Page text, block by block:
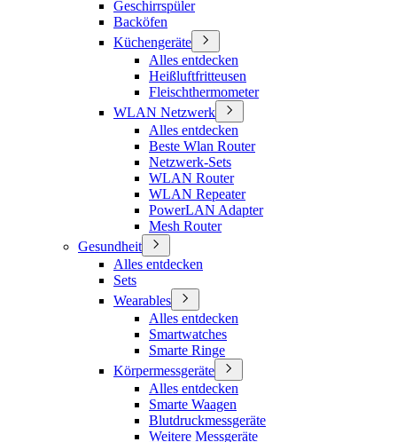
Geschirrspüler
Backöfen
Küchengeräte
Alles entdecken
Heißluftfritteusen
Fleischthermometer
WLAN Netzwerk
Alles entdecken
Beste Wlan Router
Netzwerk-Sets
WLAN Router
WLAN Repeater
PowerLAN Adapter
Mesh Router
Gesundheit
Alles entdecken
Sets
Wearables
Alles entdecken
Smartwatches
Smarte Ringe
Körpermessgeräte
Alles entdecken
Smarte Waagen
Blutdruckmessgeräte
Weitere Messgeräte